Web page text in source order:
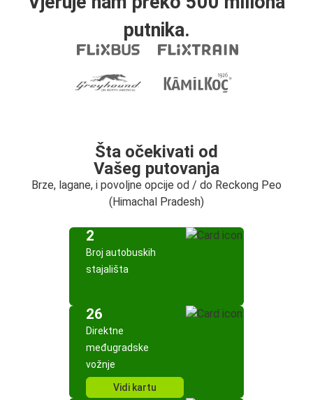
putnika.
Šta očekivati od
Vašeg putovanja
Brze, lagane, i povoljne opcije od / do Reckong Peo
(Himachal Pradesh)
2
Broj autobuskih
stajališta
26
Direktne
međugradske
vožnje
Vidi kartu